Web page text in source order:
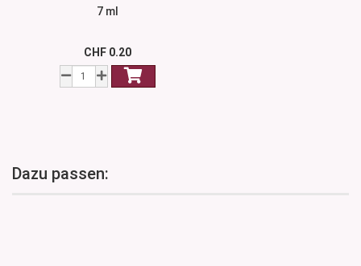
7 ml
CHF 0.20
Dazu passen: